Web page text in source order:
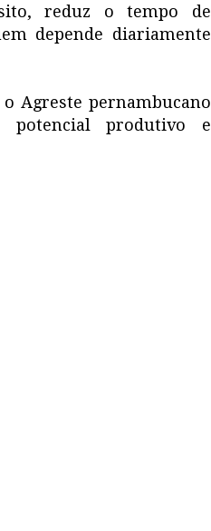
reduz o tempo de
depende diariamente
Agreste pernambucano
potencial produtivo e